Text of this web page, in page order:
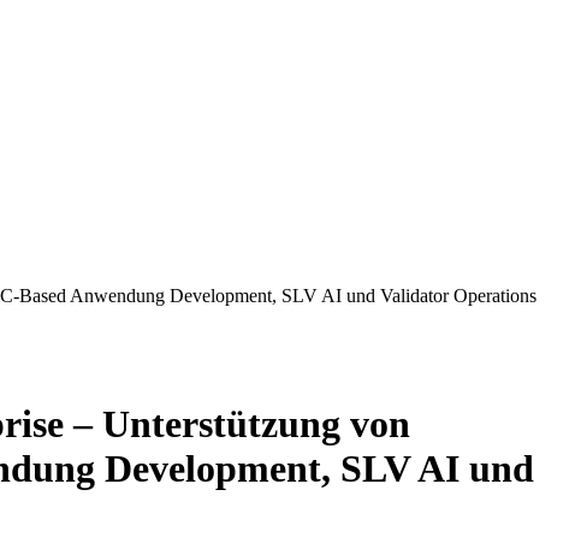
Based Anwendung Development, SLV AI und Validator Operations
– Unterstützung von
Development, SLV AI und